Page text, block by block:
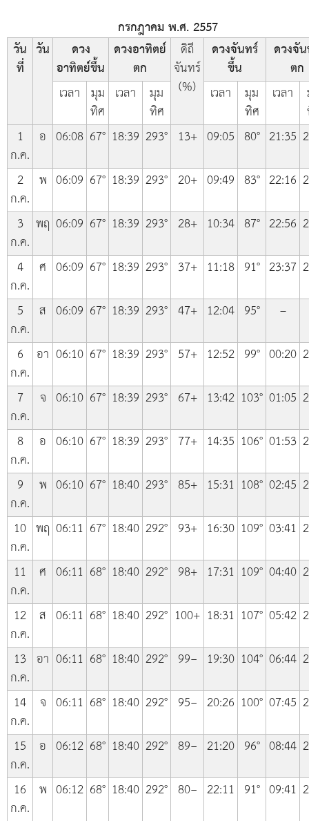
กรกฎาคม พ.ศ. 2557
วัน
ที่
วัน ดวง
อาทิตย์ขึ้น
ดวงอาทิตย์
ตก
ดิถี
จันทร์
(%)
ดวงจันทร์
ขึ้น
ดวงจั
ตก
เวลา มุม
ทิศ
เวลา มุม
ทิศ
เวลา มุม
ทิศ
เวลา
1
ก.ค.
อ 06:08 67° 18:39 293° 13+ 09:05 80° 21:35
2
ก.ค.
พ 06:09 67° 18:39 293° 20+ 09:49 83° 22:16
3
ก.ค.
พฤ 06:09 67° 18:39 293° 28+ 10:34 87° 22:56
4
ก.ค.
ศ 06:09 67° 18:39 293° 37+ 11:18 91° 23:37
5
ก.ค.
ส 06:09 67° 18:39 293° 47+ 12:04 95°
–
6
ก.ค.
อา 06:10 67° 18:39 293° 57+ 12:52 99° 00:20
7
ก.ค.
จ 06:10 67° 18:39 293° 67+ 13:42 103° 01:05
8
ก.ค.
อ 06:10 67° 18:39 293° 77+ 14:35 106° 01:53
9
ก.ค.
พ 06:10 67° 18:40 293° 85+ 15:31 108° 02:45
10
ก.ค.
พฤ 06:11 67° 18:40 292° 93+ 16:30 109° 03:41
11
ก.ค.
ศ 06:11 68° 18:40 292° 98+ 17:31 109° 04:40
12
ก.ค.
ส 06:11 68° 18:40 292° 100+ 18:31 107° 05:42
13
ก.ค.
อา 06:11 68° 18:40 292° 99− 19:30 104° 06:44
14
ก.ค.
จ 06:11 68° 18:40 292° 95− 20:26 100° 07:45
15
ก.ค.
อ 06:12 68° 18:40 292° 89− 21:20 96° 08:44
16
ก.ค.
พ 06:12 68° 18:40 292° 80− 22:11 91° 09:41